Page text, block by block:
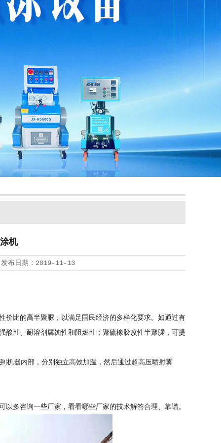
机
布日期：2019-11-13
价比的高半聚脲，以满足国民经济的多样化要求。如通过有
酸性、耐溶剂腐蚀性和阻燃性；聚硫橡胶改性半聚脲，可提
器内部，分别独立高效加温，然后通过超高压喷射雾
咨询一些厂家，看看哪些厂家的技术解答合理、靠谱。